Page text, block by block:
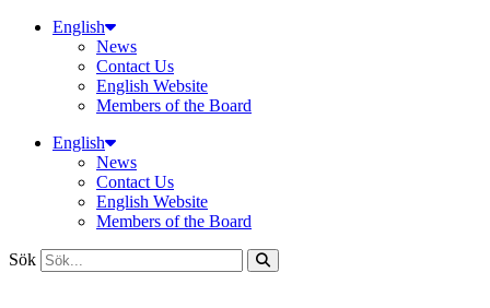
HoppaEnglish
News
Contact Us
English Website
Members of the Board
English
News
Contact Us
English Website
Members of the Board
Sök